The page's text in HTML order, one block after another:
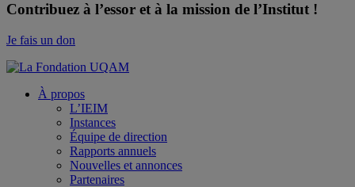
Contribuez à l’essor et à la mission de l’Institut !
Je fais un don
À propos
L’IEIM
Instances
Équipe de direction
Rapports annuels
Nouvelles et annonces
Partenaires